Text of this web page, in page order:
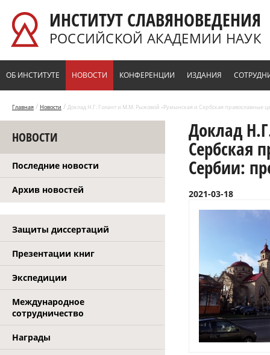
ИНСТИТУТ СЛАВЯНОВЕДЕНИЯ
РОССИЙСКОЙ АКАДЕМИИ НАУК
ОБ ИНСТИТУТЕ НОВОСТИ КОНФЕРЕНЦИИ ИЗДАНИЯ
Главная / Новости / Доклад Н.Г. Голант и М.М. Рыжовой «Румынская и Сербская православные
НОВОСТИ
Последние новости
Архив новостей
Защиты диссертаций
Презентации книг
Экспедиции
Международное
сотрудничество
Награды
Доклад
Сербская
Сербии:
2021-03-18